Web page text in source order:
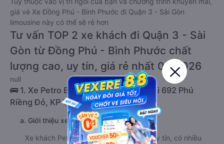
giá vé Xe Đồng Phú - Bình Phước đi Quận 3 - Sài Gòn
limousine này có thể sẽ rẻ hơn
Tư vấn TOP 2 xe khách đi Quận 3 - Sài
Gòn từ Đồng Phú - Bình Phước chất
lượng cao, uy tín, giá rẻ nhất 08/2026
null
🚌 1. Xe Petro Bình Phước khởi hành tại 692 Phú
Riềng Đỏ, KP Tân Trà (1. Đồng Xoài)
a. Giới thiệu xe Petro Bình Phước
Xe khách Petro Bình Phước là hãng xe uy tín, có nhiều